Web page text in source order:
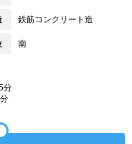
鉄筋コンクリート造
南
分